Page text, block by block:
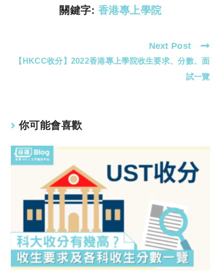
關鍵字: 香港專上學院
more
Next Post
【HKCC收分】2022香港專上學院收生要求、分數、面
試一覽
你可能會喜歡